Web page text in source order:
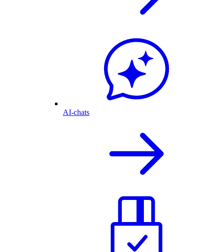
AI-chats